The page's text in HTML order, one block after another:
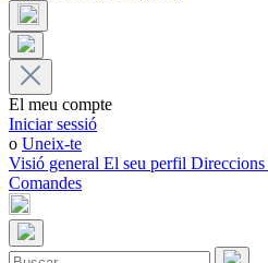
El meu compte
Iniciar sessió
o Uneix-te
Visió general El seu perfil Direccions
Comandes